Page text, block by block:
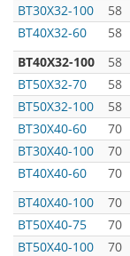
BT30X32-100
58
BT40X32-60
58
BT40X32-100
58
BT50X32-70
58
BT50X32-100
58
BT30X40-60
70
BT30X40-100
70
BT40X40-60
70
BT40X40-100
70
BT50X40-75
70
BT50X40-100
70